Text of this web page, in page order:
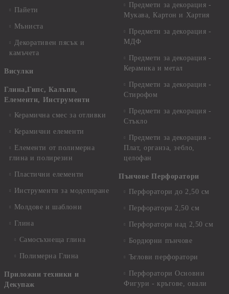
Пайети
Мъниста
Декоративен пясък и
камъчета
Висулки
Глина,Гипс, Калъпи,
Елементи, Инструменти
Керамична смес за отливки
Керамични елементи
Елементи от полимерна
глина и полирезин
Пластични елементи
Инструменти за моделиране
Молдове и шаблони
Глина
Самосъхнеща глина
Полимерна Глина
Приложни техники и
Декупаж
Предмети за декорация -
Мукава, Картон и Хартия
Предмети за декорация -
МДФ
Предмети за декорация -
Керамика и метал
Предмети за декорация -
Стирофом
Предмети за декорация -
Стъкло
Предмети за декорация -
Плат, органза, зебло,
целофан
Пънчове Перфоратори
Перфоратори до 2,50 см
Перфоратори 2,50 см
Перфоратори над 2,50 см
Бордюрни пънчове
Ъглови перфоратори
Перфоратори Основни
Фигури - кръгове, овали